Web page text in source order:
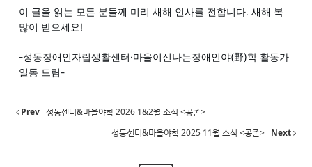
이 글을 읽는 모든 분들께 미리 새해 인사를 전합니다. 새해 복
많이 받으세요!
-성동장애인자립생활센터·마을이신나는장애인야(野)학 활동가
일동 드림-
Prev 성동센터&마을야학 2026 1&2월 소식 <공존>
성동센터&마을야학 2025 11월 소식 <공존> Next